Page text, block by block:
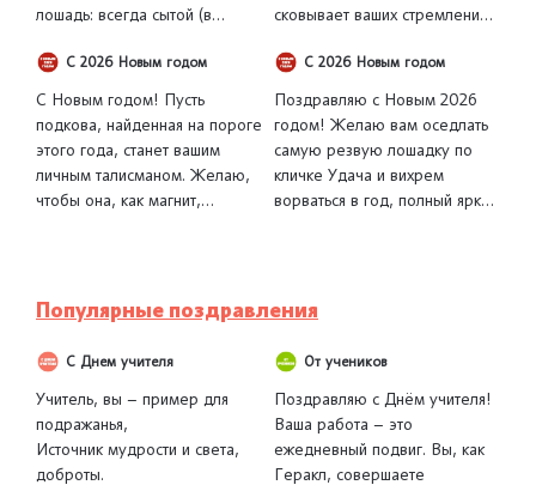
лошадь: всегда сытой (в
бодрости духа) и с блестящей
гривой (в прекрасном
настроении). Пусть о вас
заботятся, ценят и любят!
сковывает ваших стремлений
навстречу мечте. Пусть в
вашей душе всегда горит
огонь независимости, а
горизонты будут чистыми и
безграничными
С 2026 Новым годом
С Новым годом! Пусть
подкова, найденная на пороге
этого года, станет вашим
личным талисманом. Желаю,
чтобы она, как магнит,
оберегала от всех невзгод и
печалей.
С 2026 Новым годом
Поздравляю с Новым 2026
годом! Желаю вам оседлать
самую резвую лошадку по
кличке Удача и вихрем
ворваться в год, полный ярких
через любые препятствия на
пути!
Популярные поздравления
С Днем учителя
Учитель, вы – пример для
подражанья,
Источник мудрости и света,
доброты.
От учеников
Поздравляю с Днём учителя!
Ваша работа – это
ежедневный подвиг. Вы, как
Геракл, совершаете